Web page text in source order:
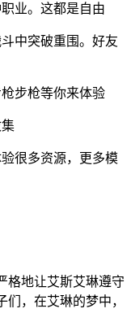
业。这都是自由
中突破重围。好友
步枪等你来体验
很多资源，更多模
格地让艾斯艾琳遵守
，在艾琳的梦中，